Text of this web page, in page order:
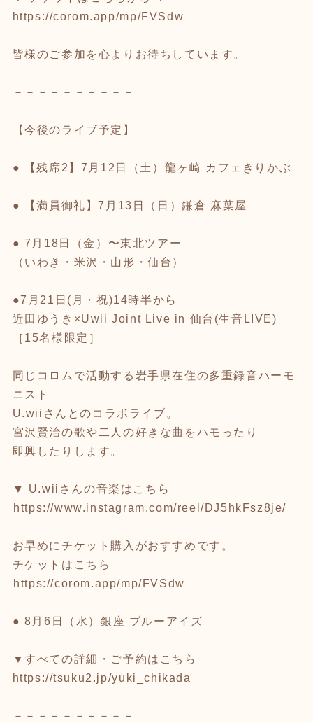
https://corom.app/mp/FVSdw
皆様のご参加を心よりお待ちしています。
－－－－－－－－－－
【今後のライブ予定】
● 【残席2】7月12日（土）龍ヶ崎 カフェきりかぶ
● 【満員御礼】7月13日（日）鎌倉 麻葉屋
● 7月18日（金）〜東北ツアー
（いわき・米沢・山形・仙台）
●7月21日(月・祝)14時半から
近田ゆうき×Uwii Joint Live in 仙台(生音LIVE)
［15名様限定］
同じコロムで活動する岩手県在住の多重録音ハーモ
ニスト
U.wiiさんとのコラボライブ。
宮沢賢治の歌や二人の好きな曲をハモったり
即興したりします。
▼ U.wiiさんの音楽はこちら
https://www.instagram.com/reel/DJ5hkFsz8je/
お早めにチケット購入がおすすめです。
チケットはこちら
https://corom.app/mp/FVSdw
● 8月6日（水）銀座 ブルーアイズ
▼すべての詳細・ご予約はこちら
https://tsuku2.jp/yuki_chikada
－－－－－－－－－－